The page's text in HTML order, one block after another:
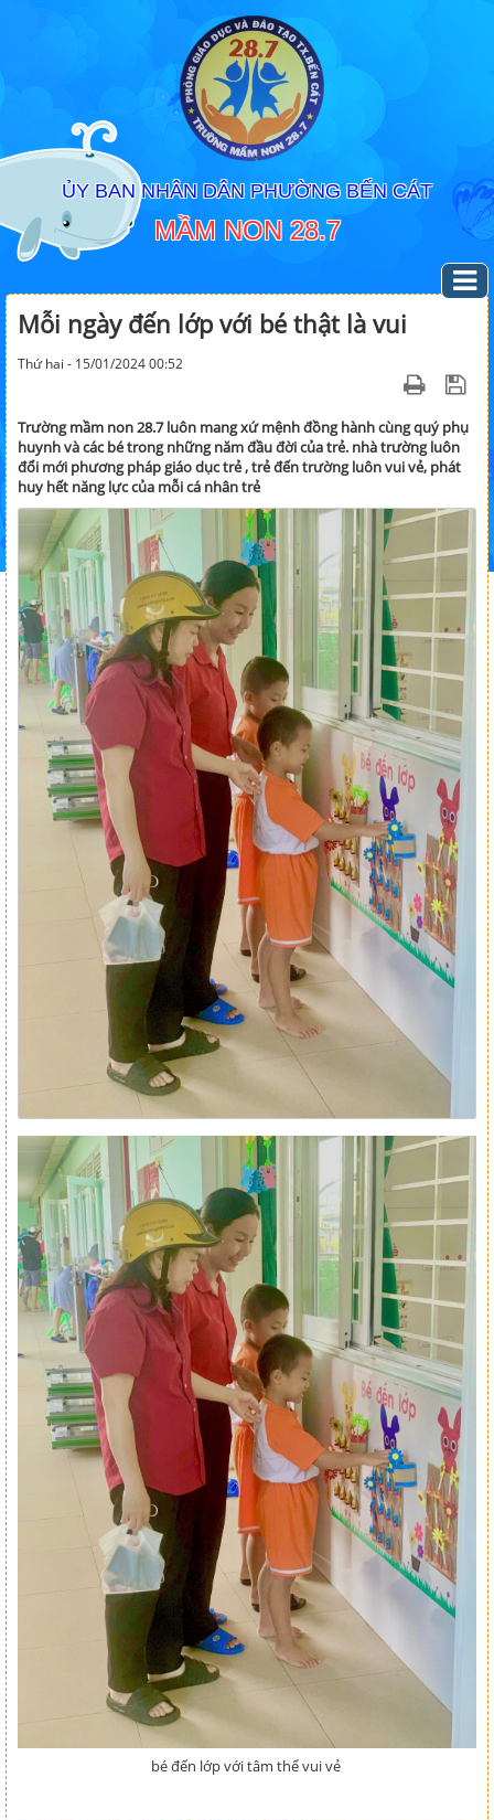
ỦY BAN NHÂN DÂN PHƯỜNG BẾN CÁT
MẦM NON 28.7
Mỗi ngày đến lớp với bé thật là vui
Thứ hai - 15/01/2024 00:52
Trường mầm non 28.7 luôn mang xứ mệnh đồng hành cùng quý phụ
huynh và các bé trong những năm đầu đời của trẻ. nhà trường luôn
đổi mới phương pháp giáo dục trẻ , trẻ đến trường luôn vui vẻ, phát
huy hết năng lực của mỗi cá nhân trẻ
bé đến lớp với tâm thể vui vẻ